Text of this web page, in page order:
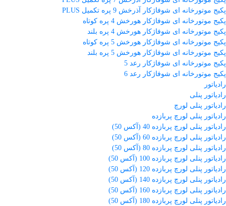
پکیج موتورخانه ای شوفاژکار آذرخش 9 پره تکمیل PLUS
پکیج موتورخانه ای شوفاژکار هورخش 4 پره کوتاه
پکیج موتورخانه ای شوفاژکار هورخش 4 پره بلند
پکیج موتورخانه ای شوفاژکار هورخش 5 پره کوتاه
پکیج موتورخانه ای شوفاژکار هورخش 5 پره بلند
پکیج موتورخانه ای شوفاژکار رعد 5
پکیج موتورخانه ای شوفاژکار رعد 6
رادیاتور
رادیاتور پنلی
رادیاتور پنلی لورچ
رادیاتور پنلی لورچ پربازده
رادیاتور پنلی لورچ پربازده 40 (آکس 50)
رادیاتور پنلی لورچ پربازده 60 (آکس 50)
رادیاتور پنلی لورچ پربازده 80 (آکس 50)
رادیاتور پنلی لورچ پربازده 100 (آکس 50)
رادیاتور پنلی لورچ پربازده 120 (آکس 50)
رادیاتور پنلی لورچ پربازده 140 (آکس 50)
رادیاتور پنلی لورچ پربازده 160 (آکس 50)
رادیاتور پنلی لورچ پربازده 180 (آکس 50)